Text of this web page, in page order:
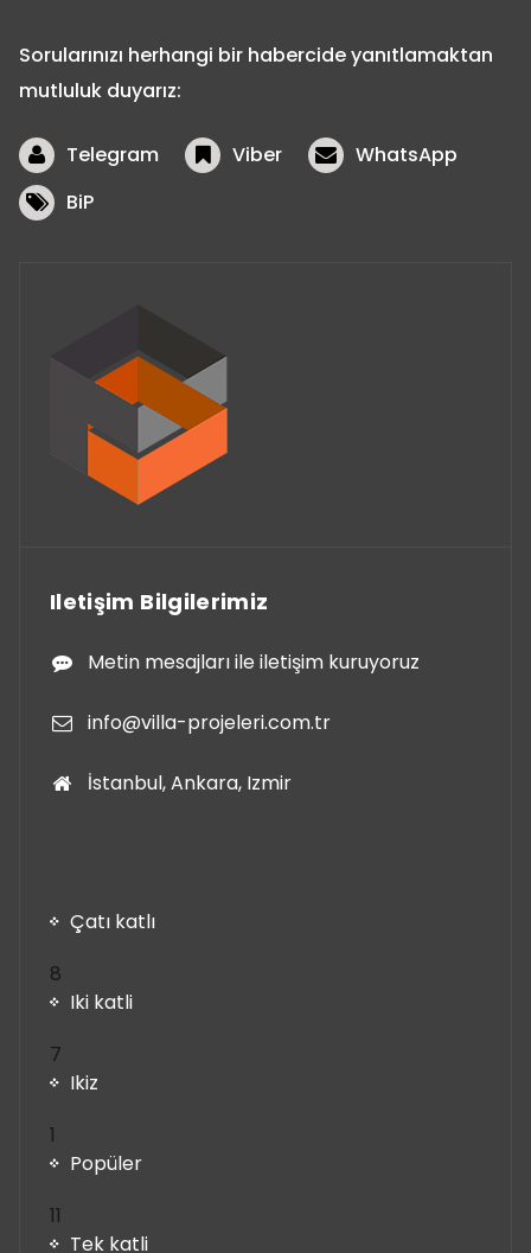
Sorularınızı herhangi bir habercide yanıtlamaktan
mutluluk duyarız:
Telegram Viber
WhatsApp
BiP
Iletişim Bilgilerimiz
Metin mesajları ile iletişim kuruyoruz
info@villa-projeleri.com.tr
İstanbul, Ankara, Izmir
Çatı katlı
8
ürün
Iki katli
7
ürün
Ikiz
1
ürün
Popüler
11
ürün
Tek katli